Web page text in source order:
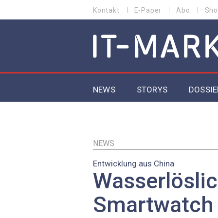
zum
MENU
Kontakt E-Paper Abo
MAIN NAVIGATION
NEWS STORYS
EU-
NEWS
Entwicklung aus China